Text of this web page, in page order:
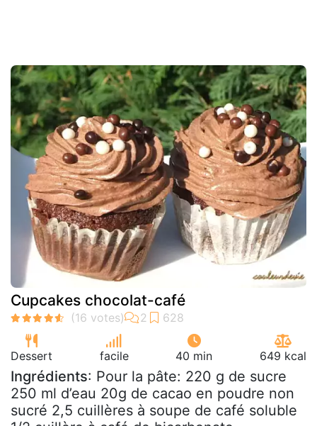
Cupcakes chocolat-café
Dessert facile 40 min 649 kcal
Ingrédients: Pour la pâte: 220 g de sucre
250 ml d’eau 20g de cacao en poudre non
sucré 2,5 cuillères à soupe de café soluble